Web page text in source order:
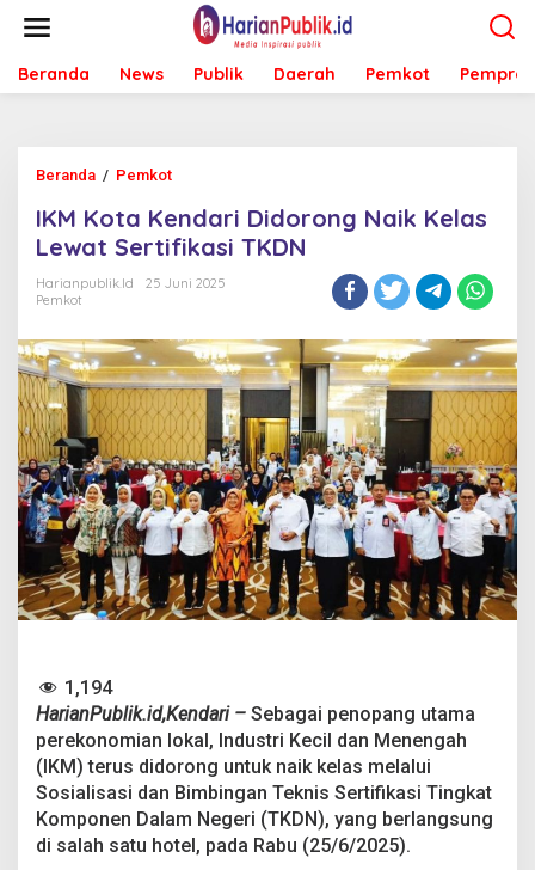
t
Beranda News Publik Daerah Pemkot Pemprov
Beranda / Pemkot
M
K
o
t
e
n
d
a
r
i
D
i
d
o
o
n
k
K
l
a
s
L
IKM Kota Kendari Didorong Naik Kelas
Lewat Sertifikasi TKDN
Harianpublik.id
25 Juni 2025
Pemkot
1,194
HarianPublik.id,Kendari – Sebagai penopang utama
perekonomian lokal, Industri Kecil dan Menengah
(IKM) terus didorong untuk naik kelas melalui
Sosialisasi dan Bimbingan Teknis Sertifikasi Tingkat
Komponen Dalam Negeri (TKDN), yang berlangsung
di salah satu hotel, pada Rabu (25/6/2025).